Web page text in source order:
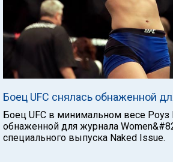
Боец UFC снялась обнаженной
Боец UFC в минимальном весе Роуз
обнаженной для журнала
специального выпуска Naked Issue.